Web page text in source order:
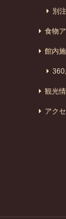
別
食物
館内
360
観光
アク